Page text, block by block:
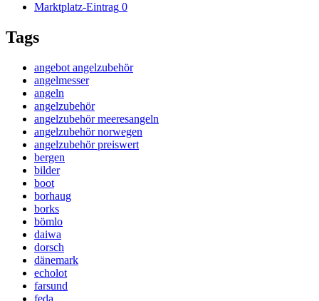
Marktplatz-Eintrag 0
Tags
angebot angelzubehör
angelmesser
angeln
angelzubehör
angelzubehör meeresangeln
angelzubehör norwegen
angelzubehör preiswert
bergen
bilder
boot
borhaug
borks
bömlo
daiwa
dorsch
dänemark
echolot
farsund
feda